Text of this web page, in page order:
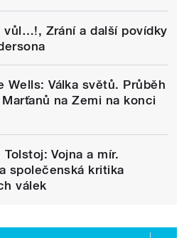
vůl…!, Zrání a další povídky
Wells: Válka světů. Průběh
na Zemi na konci
Vojna a mír.
společenská kritika
válek